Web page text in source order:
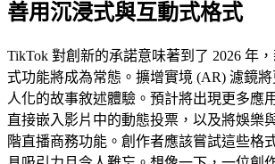
善用沉浸式與互動式格式
TikTok 對創新的承諾意味著到了 2026 年
式功能將成為常態。擴增實境 (AR) 濾鏡
人化的故事敘述體驗。預計將出現更多應
直接嵌入影片中的動態投票，以及將娛樂
階直播商務功能。創作者應該嘗試這些格